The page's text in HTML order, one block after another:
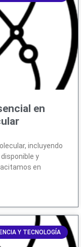
en
incluyendo
y
en
Y TECNOLOGÍA